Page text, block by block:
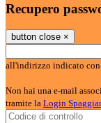
Recupero
button close ×
all'indirizzo indicato con
Non hai una e-mail
tramite la Login